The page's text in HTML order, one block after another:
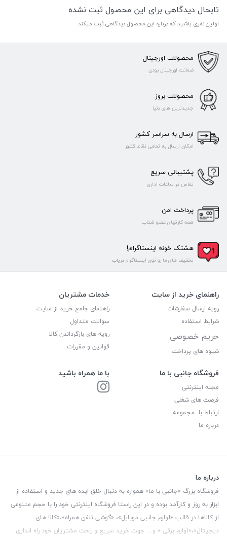
تابحال دیدگاهی برای این محصول ثبت نشده
اولین نفری باشید که درباره این محصول دیدگاهی ثبت میکند
محصولات اورجینال
ضمانت اورجینال بودن
محصولات بروز
جدیدترین های دنیا
ارسال به سراسر کشور
امکان ارسال به تمامی نقاط کشور
پشتیبانی سریع
تماس در ساعات اداری
پرداخت امن
همه کارتهای عضو شتاب
هشتک خونه اینستاگرام!
تخفیف های ما رو توی اینستاگرام دریاب
راهنمای خرید از سایت
رویه ارسال سفارشات
شرایط استفاده
حریم خصوصی
شیوه های پرداخت
خدمات مشتریان
راهنمای جامع خرید از سایت
سوالات متداول
رویه های بازگرداندن کالا
قوانین و مقررات
فروشگاه جانبی با ما
مجله اینترنتی
فرصت های شغلی
ارتباط با مجموعه
درباره ما
با ما همراه باشید
درباره ما
فروشگاه بزرگ «جانبی با ما» همواره به دنبال خلق ایده های جدید و استفاده از
ابزار به روز و کارآمد بوده و در این راستا فروشگاه اینترنتی خود را با حجم متنوعی
از کالاها در قالب «لوازم جانبی موبایل»، «گوشی تلفن همراه»،«کالا های
دیجیتال»،«لوازم برقی » و… جهت خرید سریع و راحت مشتریان خود راه اندازی